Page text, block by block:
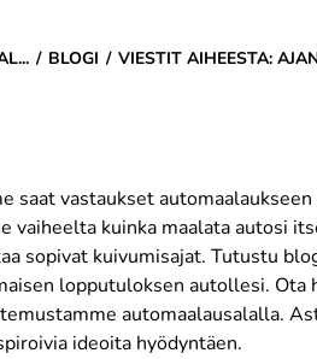
BLOGI VIESTIT AIHEESTA:
saat vastaukset
vaiheelta kuinka maalata autosi
sopivat kuivumisajat. Tutustu
lopputuloksen autollesi.
automaalausalalla.
ideoita hyödyntäen.